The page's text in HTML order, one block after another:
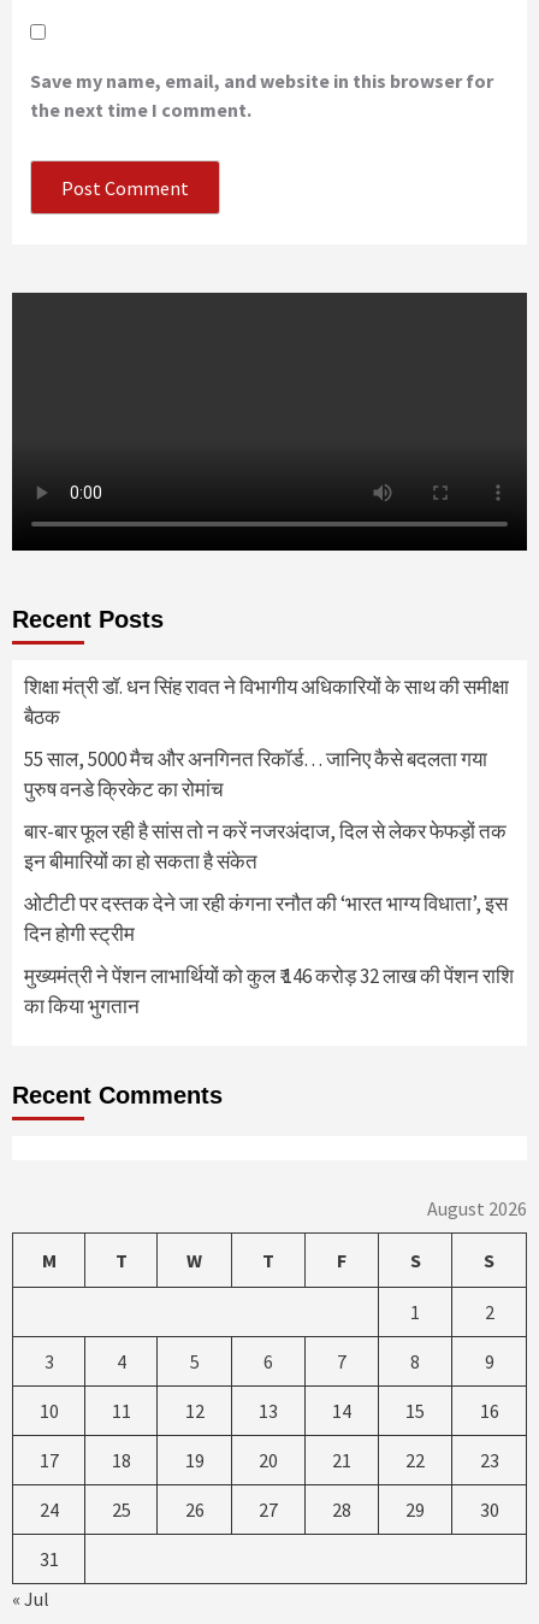
Save my name, email, and website in this browser for
the next time I comment.
Recent Posts
शिक्षा मंत्री डॉ. धन सिंह रावत ने विभागीय अधिकारियों के साथ की समीक्षा
बैठक
55 साल, 5000 मैच और अनगिनत रिकॉर्ड… जानिए कैसे बदलता गया
पुरुष वनडे क्रिकेट का रोमांच
बार-बार फूल रही है सांस तो न करें नजरअंदाज, दिल से लेकर फेफड़ों तक
इन बीमारियों का हो सकता है संकेत
ओटीटी पर दस्तक देने जा रही कंगना रनौत की ‘भारत भाग्य विधाता’, इस
दिन होगी स्ट्रीम
मुख्यमंत्री ने पेंशन लाभार्थियों को कुल ₹ 146 करोड़ 32 लाख की पेंशन राशि
का किया भुगतान
Recent Comments
August 2026
M T W T F S S
1 2
3 4 5 6 7 8 9
10 11 12 13 14 15 16
17 18 19 20 21 22 23
24 25 26 27 28 29 30
31
« Jul